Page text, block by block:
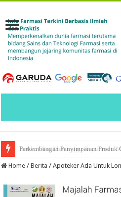
Ketika Obat Menunggu Keputusan:
Home / Berita / Apoteker Ada Untuk